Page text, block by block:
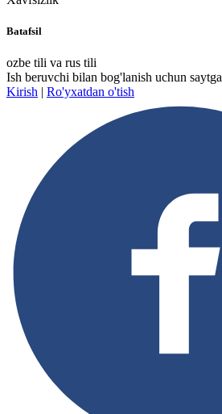
Batafsil
ozbe tili va rus tili
Ish beruvchi bilan bog'lanish uchun saytga
Kirish | Ro'yxatdan o'tish